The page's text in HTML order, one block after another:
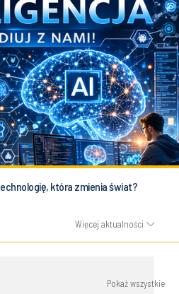
która zmienia świat?
Więcej aktualności
Pokaż wszystkie